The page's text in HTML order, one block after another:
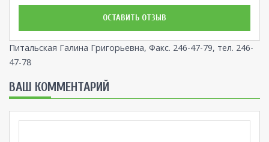
ОСТАВИТЬ ОТЗЫВ
Питальская Галина Григорьевна, Факс. 246-47-79, тел. 246-
47-78
ВАШ КОММЕНТАРИЙ